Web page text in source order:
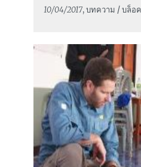
10/04/2017, บทความ / บล็อค